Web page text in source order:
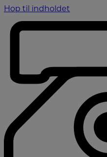
Hop til indholdet